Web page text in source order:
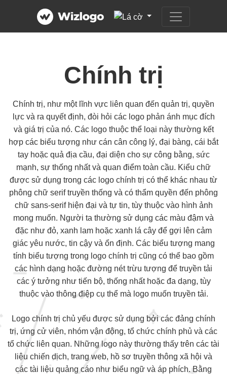
Chính trị
Chính trị, như một lĩnh vực liên quan đến quản trị, quyền
lực và ra quyết định, đòi hỏi các logo phản ánh mục đích
và giá trị của nó. Các logo thuộc thể loại này thường kết
hợp các biểu tượng như cán cân công lý, đại bàng, cái bắt
tay hoặc quả địa cầu, đại diện cho sự công bằng, sức
mạnh, sự thống nhất và quan điểm toàn cầu. Kiểu chữ
được sử dụng trong các logo chính trị có thể khác nhau từ
phông chữ serif truyền thống và có thẩm quyền đến phông
chữ sans-serif hiện đại và tự tin, tùy thuộc vào hình ảnh
mong muốn. Người ta thường sử dụng các màu đậm và
đặc như đỏ, xanh lam hoặc xanh lá cây để gợi lên cảm
giác yêu nước, tin cậy và ổn định. Các biểu tượng mang
tính biểu tượng trong logo chính trị cũng có thể bao gồm
các hình dạng hoặc đường nét trừu tượng để truyền tải
các ý tưởng như tiến bộ, thống nhất hoặc đa dạng, tùy
thuộc vào thông điệp cụ thể mà logo muốn truyền tải.
Logo chính trị chủ yếu được sử dụng bởi các đảng chính
trị, ứng cử viên, nhóm vận động, tổ chức chính phủ và các
tổ chức liên quan. Những logo này thường thấy trên các tài
liệu chiến dịch, trang web, hồ sơ truyền thông xã hội và
các tài liệu quảng cáo như biểu ngữ và áp phích. Bằng